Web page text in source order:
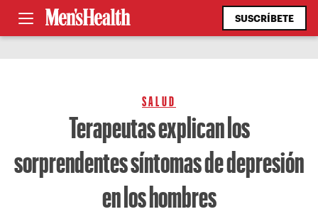
SUSCRÍBETE
SALUD
Terapeutas explican los
sorprendentes síntomas de depresión
en los hombres